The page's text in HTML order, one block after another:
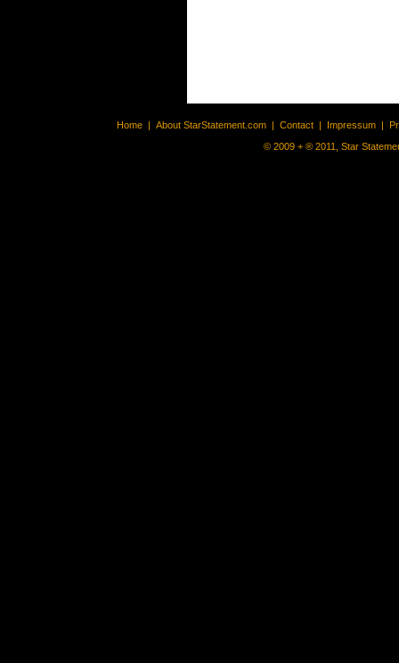
Home | About StarStatement.com | Contact | Impressum |
© 2009 + ® 2011, Star